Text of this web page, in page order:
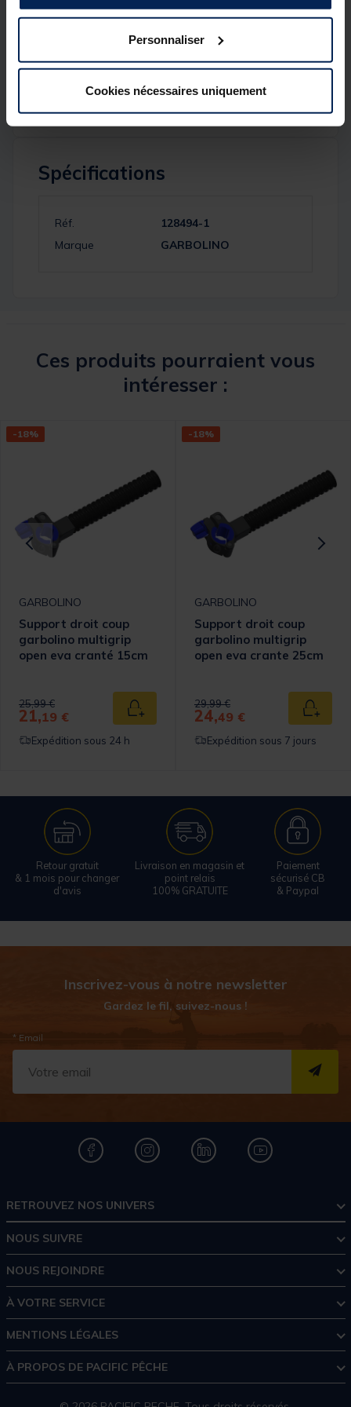
Personnaliser
Cookies nécessaires uniquement
Caractéristiques :
Compatible avec les pieds D25 mm et D36 mm
Spécifications
Réf.
128494-1
Marque
GARBOLINO
Ces produits pourraient vous
intéresser :
panier
-18%
GARBOLINO
Support droit coup
garbolino multigrip
open eva cranté 15cm
Price reduced from
25,99 €to
21,19 € Ajouter au panier
Expédition sous 24 h
-18%
GARBOLINO
Support droit coup
garbolino multigrip
open eva crante 25cm
Price reduced from
29,99 €to
24,49 €
Expédition sous 7 jours
Retour gratuit
& 1 mois pour changer
d'avis
Livraison en magasin et
point relais
100% GRATUITE
Paiement
sécurisé CB
& Paypal
Inscrivez-vous à notre newsletter
Gardez le fil, suivez-nous !
* Email
RETROUVEZ NOS UNIVERS
NOUS SUIVRE
NOUS REJOINDRE
À VOTRE SERVICE
MENTIONS LÉGALES
À PROPOS DE PACIFIC PÊCHE